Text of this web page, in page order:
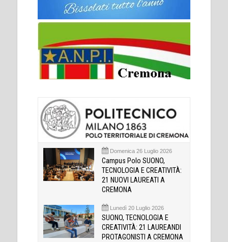
Domenica 26 Luglio 2026
Campus Polo SUONO,
TECNOLOGIA E CREATIVITÀ:
21 NUOVI LAUREATI A
CREMONA
Lunedì 20 Luglio 2026
SUONO, TECNOLOGIA E
CREATIVITÀ: 21 LAUREANDI
PROTAGONISTI A CREMONA